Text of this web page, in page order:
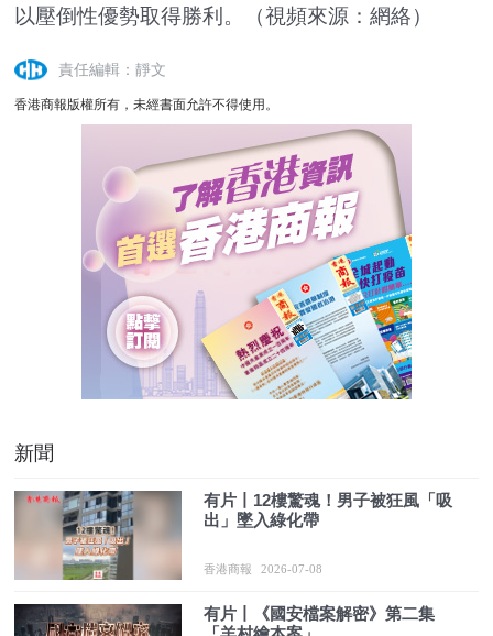
以壓倒性優勢取得勝利。（視頻來源：網絡）
責任編輯：靜文
香港商報版權所有，未經書面允許不得使用。
新聞
有片丨12樓驚魂！男子被狂風「吸
出」墜入綠化帶
香港商報 2026-07-08
有片丨《國安檔案解密》第二集